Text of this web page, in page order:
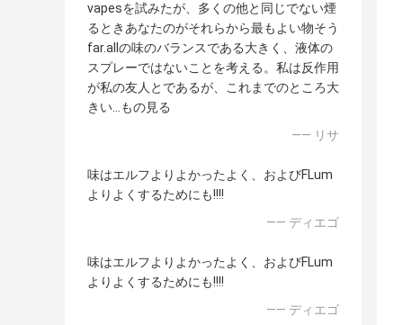
vapesを試みたが、多くの他と同じでない煙
るときあなたのがそれらから最もよい物そう
far.allの味のバランスである大きく、液体の
スプレーではないことを考える。私は反作用
が私の友人とであるが、これまでのところ大
きい…もの見る
—— リサ
味はエルフよりよかったよく、およびFLum
よりよくするためにも!!!!
—— ディエゴ
味はエルフよりよかったよく、およびFLum
よりよくするためにも!!!!
—— ディエゴ